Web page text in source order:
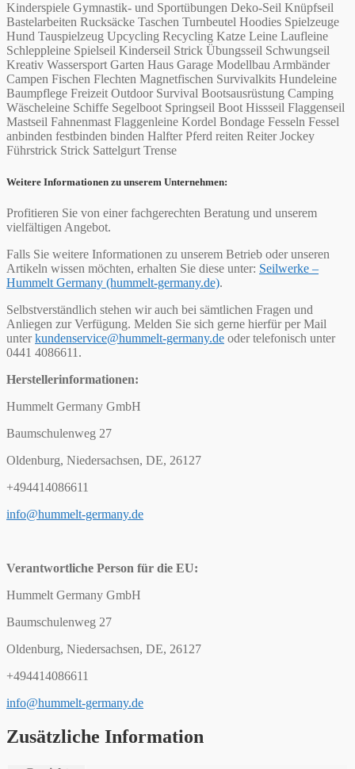
Kinderspiele Gymnastik- und Sportübungen Deko-Seil Knüpfseil
Bastelarbeiten Rucksäcke Taschen Turnbeutel Hoodies Spielzeuge
Hund Tauspielzeug Upcycling Recycling Katze Leine Laufleine
Schleppleine Spielseil Kinderseil Strick Übungsseil Schwungseil
Kreativ Wassersport Garten Haus Garage Modellbau Armbänder
Campen Fischen Flechten Magnetfischen Survivalkits Hundeleine
Baumpflege Freizeit Outdoor Survival Bootsausrüstung Camping
Wäscheleine Schiffe Segelboot Springseil Boot Hissseil Flaggenseil
Mastseil Fahnenmast Flaggenleine Kordel Bondage Fesseln Fessel
anbinden festbinden binden Halfter Pferd reiten Reiter Jockey
Führstrick Strick Sattelgurt Trense
Weitere Informationen zu unserem Unternehmen:
Profitieren Sie von einer fachgerechten Beratung und unserem
vielfältigen Angebot.
Falls Sie weitere Informationen zu unserem Betrieb oder unseren
Artikeln wissen möchten, erhalten Sie diese unter: Seilwerke –
Hummelt Germany (hummelt-germany.de).
Selbstverständlich stehen wir auch bei sämtlichen Fragen und
Anliegen zur Verfügung. Melden Sie sich gerne hierfür per Mail
unterkundenservice@hummelt-germany.de oder telefonisch unter
0441 4086611.
Herstellerinformationen:
Hummelt Germany GmbH
Baumschulenweg 27
Oldenburg, Niedersachsen, DE, 26127
+494414086611
info@hummelt-germany.de
Verantwortliche Person für die EU:
Hummelt Germany GmbH
Baumschulenweg 27
Oldenburg, Niedersachsen, DE, 26127
+494414086611
info@hummelt-germany.de
Zusätzliche Information